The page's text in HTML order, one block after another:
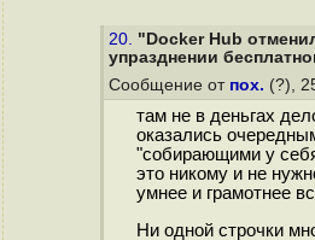
20. "Docker Hub
упразднении
Сообщение от пох. (?),
там не в деньгах
оказались
"собирающими у
это никому и не
умнее и грамотнее
Ни одной строчки